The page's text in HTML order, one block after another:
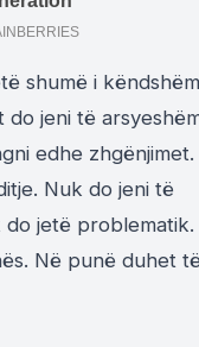
shumë i
jeni të
edhe zhgënjimet.
Nuk do jeni të
jetë problematik.
Në punë duhet